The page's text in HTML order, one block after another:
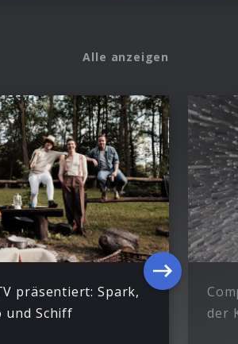
Alle anzeigen
präsentiert: Spark,
und Schiff
der